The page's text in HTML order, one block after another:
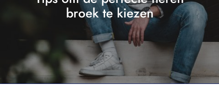
broek te kiezen